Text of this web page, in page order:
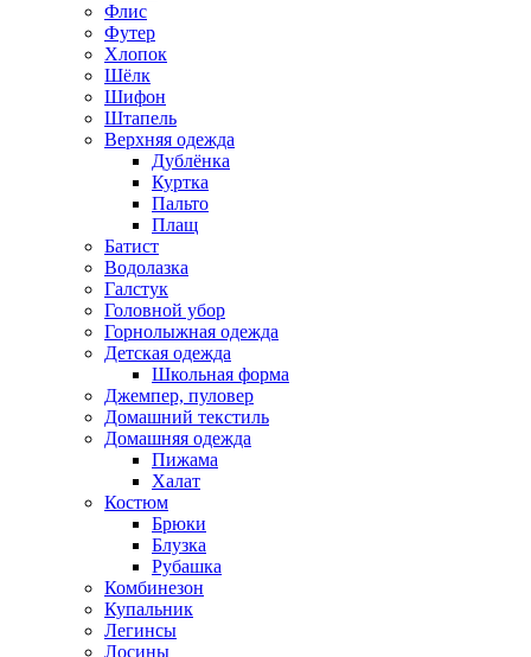
Флис
Футер
Хлопок
Шёлк
Шифон
Штапель
Верхняя одежда
Дублёнка
Куртка
Пальто
Плащ
Батист
Водолазка
Галстук
Головной убор
Горнолыжная одежда
Детская одежда
Школьная форма
Джемпер, пуловер
Домашний текстиль
Домашняя одежда
Пижама
Халат
Костюм
Брюки
Блузка
Рубашка
Комбинезон
Купальник
Легинсы
Лосины